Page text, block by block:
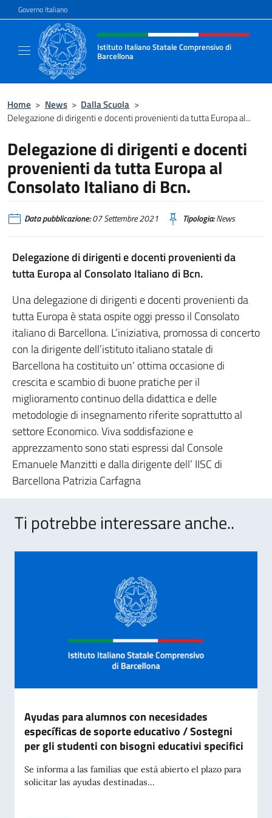
Salta al contenuto
Governo Italiano
Intestazione sito, social e menù
Istituto Italiano Statale Comprensivo di
Barcellona
Home > News > Dalla Scuola >
Delegazione di dirigenti e docenti provenienti da tutta Europa al...
Delegazione di dirigenti e docenti
provenienti da tutta Europa al
Consolato Italiano di Bcn.
Data pubblicazione:07 Settembre 2021 Tipologia:News
Delegazione di dirigenti e docenti provenienti da
tutta Europa al Consolato Italiano di Bcn.
Una delegazione di dirigenti e docenti provenienti da
tutta Europa è stata ospite oggi presso il Consolato
italiano di Barcellona. L’iniziativa, promossa di concerto
con la dirigente dell’istituto italiano statale di
Barcellona ha costituito un’ ottima occasione di
crescita e scambio di buone pratiche per il
miglioramento continuo della didattica e delle
metodologie di insegnamento riferite soprattutto al
settore Economico. Viva soddisfazione e
apprezzamento sono stati espressi dal Console
Emanuele Manzitti e dalla dirigente dell’ IISC di
Barcellona Patrizia Carfagna
Ti potrebbe interessare anche..
Ayudas para alumnos con necesidades
específicas de soporte educativo / Sostegni
per gli studenti con bisogni educativi specifici
Se informa a las familias que está abierto el plazo para
solicitar las ayudas destinadas...